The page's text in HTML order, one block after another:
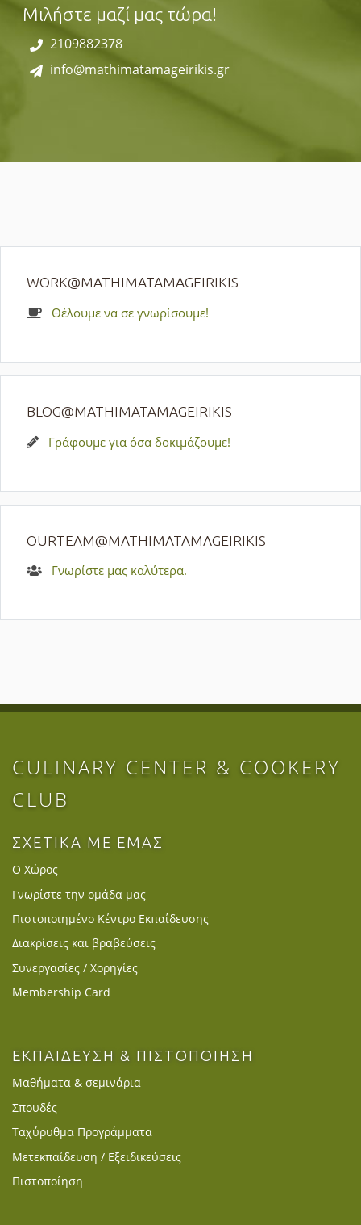
Μιλήστε μαζί μας τώρα!
2109882378
info@mathimatamageirikis.gr
WORK@MATHIMATAMAGEIRIKIS
Θέλουμε να σε γνωρίσουμε!
BLOG@MATHIMATAMAGEIRIKIS
Γράφουμε για όσα δοκιμάζουμε!
OURTEAM@MATHIMATAMAGEIRIKIS
Γνωρίστε μας καλύτερα.
CULINARY CENTER & COOKERY
CLUB
ΣΧΕΤΙΚΑ ΜΕ ΕΜΑΣ
Ο Χώρος
Γνωρίστε την ομάδα μας
Πιστοποιημένο Κέντρο Εκπαίδευσης
Διακρίσεις και βραβεύσεις
Συνεργασίες / Χορηγίες
Membership Card
ΕΚΠΑΙΔΕΥΣΗ & ΠΙΣΤΟΠΟΙΗΣΗ
Μαθήματα & σεμινάρια
Σπουδές
Ταχύρυθμα Προγράμματα
Μετεκπαίδευση / Εξειδικεύσεις
Πιστοποίηση